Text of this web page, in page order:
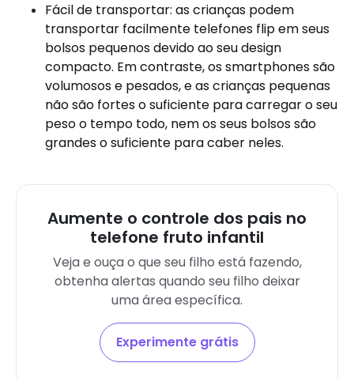
Fácil de transportar: as crianças podem
transportar facilmente telefones flip em seus
bolsos pequenos devido ao seu design
compacto. Em contraste, os smartphones são
volumosos e pesados, e as crianças pequenas
não são fortes o suficiente para carregar o seu
peso o tempo todo, nem os seus bolsos são
grandes o suficiente para caber neles.
Aumente o controle dos pais no
telefone fruto infantil
Veja e ouça o que seu filho está fazendo,
obtenha alertas quando seu filho deixar
uma área específica.
Experimente grátis